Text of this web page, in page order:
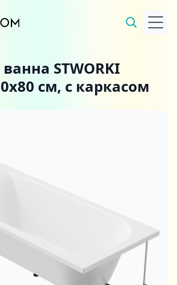
STWORKI
см, с каркасом